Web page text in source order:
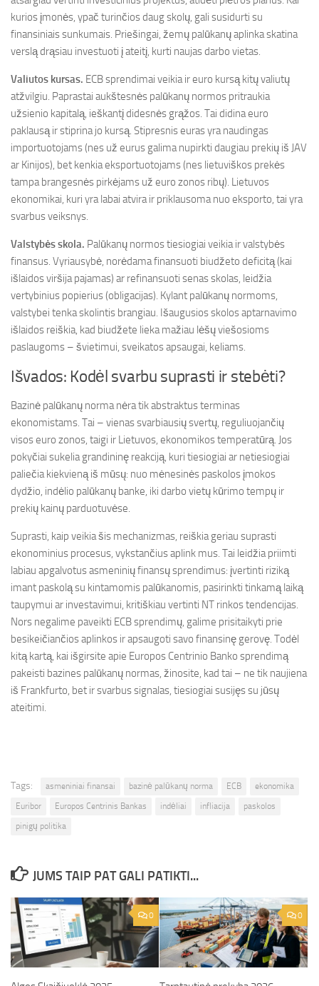
kurios įmonės, ypač turinčios daug skolų, gali susidurti su
finansiniais sunkumais. Priešingai, žemų palūkanų aplinka skatina
verslą drąsiau investuoti į ateitį, kurti naujas darbo vietas.
Valiutos kursas. ECB sprendimai veikia ir euro kursą kitų valiutų
atžvilgiu. Paprastai aukštesnės palūkanų normos pritraukia
užsienio kapitalą, ieškantį didesnės grąžos. Tai didina euro
paklausą ir stiprina jo kursą. Stipresnis euras yra naudingas
importuotojams (nes už eurus galima nupirkti daugiau prekių iš JAV
ar Kinijos), bet kenkia eksportuotojams (nes lietuviškos prekės
tampa brangesnės pirkėjams už euro zonos ribų). Lietuvos
ekonomikai, kuri yra labai atvira ir priklausoma nuo eksporto, tai yra
svarbus veiksnys.
Valstybės skola. Palūkanų normos tiesiogiai veikia ir valstybės
finansus. Vyriausybė, norėdama finansuoti biudžeto deficitą (kai
išlaidos viršija pajamas) ar refinansuoti senas skolas, leidžia
vertybinius popierius (obligacijas). Kylant palūkanų normoms,
valstybei tenka skolintis brangiau. Išaugusios skolos aptarnavimo
išlaidos reiškia, kad biudžete lieka mažiau lėšų viešosioms
paslaugoms – švietimui, sveikatos apsaugai, keliams.
Išvados: Kodėl svarbu suprasti ir stebėti?
Bazinė palūkanų norma nėra tik abstraktus terminas
ekonomistams. Tai – vienas svarbiausių svertų, reguliuojančių
visos euro zonos, taigi ir Lietuvos, ekonomikos temperatūrą. Jos
pokyčiai sukelia grandininę reakciją, kuri tiesiogiai ar netiesiogiai
paliečia kiekvieną iš mūsų: nuo mėnesinės paskolos įmokos
dydžio, indėlio palūkanų banke, iki darbo vietų kūrimo tempų ir
prekių kainų parduotuvėse.
Suprasti, kaip veikia šis mechanizmas, reiškia geriau suprasti
ekonominius procesus, vykstančius aplink mus. Tai leidžia priimti
labiau apgalvotus asmeninių finansų sprendimus: įvertinti riziką
imant paskolą su kintamomis palūkanomis, pasirinkti tinkamą laiką
taupymui ar investavimui, kritiškiau vertinti NT rinkos tendencijas.
Nors negalime paveikti ECB sprendimų, galime prisitaikyti prie
besikeičiančios aplinkos ir apsaugoti savo finansinę gerovę. Todėl
kitą kartą, kai išgirsite apie Europos Centrinio Banko sprendimą
pakeisti bazines palūkanų normas, žinosite, kad tai – ne tik naujiena
iš Frankfurto, bet ir svarbus signalas, tiesiogiai susijęs su jūsų
ateitimi.
Tags: asmeniniai finansai bazinė palūkanų norma ECB
ekonomika
Euribor
Europos Centrinis Bankas indėliai infliacija
paskolos
pinigų politika
JUMS TAIP PAT GALI PATIKTI...
0 0